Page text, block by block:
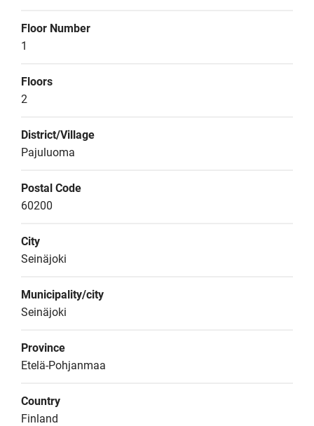
Floor Number
1
Floors
2
District/Village
Pajuluoma
Postal Code
60200
City
Seinäjoki
Municipality/city
Seinäjoki
Province
Etelä-Pohjanmaa
Country
Finland